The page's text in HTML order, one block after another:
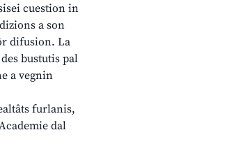
cuestion in
a son
difusion. La
bustutis pal
a vegnin
furlanis,
dal